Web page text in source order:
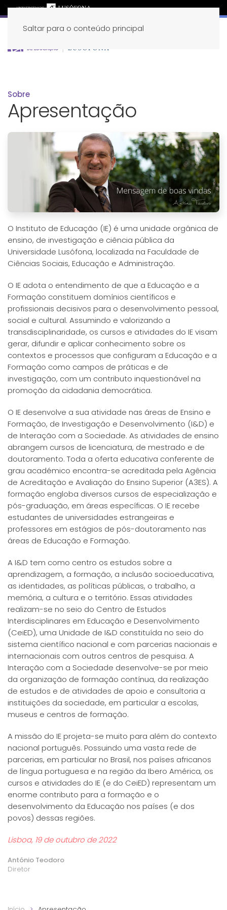
Saltar para o conteúdo principal
Sobre
Apresentação
O Instituto de Educação (IE) é uma unidade orgânica de
ensino, de investigação e ciência pública da
Universidade Lusófona, localizada na Faculdade de
Ciências Sociais, Educação e Administração.
O IE adota o entendimento de que a Educação e a
Formação constituem domínios científicos e
profissionais decisivos para o desenvolvimento pessoal,
social e cultural. Assumindo e valorizando a
transdisciplinaridade, os cursos e atividades do IE visam
gerar, difundir e aplicar conhecimento sobre os
contextos e processos que configuram a Educação e a
Formação como campos de práticas e de
investigação, com um contributo inquestionável na
promoção da cidadania democrática.
O IE desenvolve a sua atividade nas áreas de Ensino e
Formação, de Investigação e Desenvolvimento (I&D) e
de Interação com a Sociedade. As atividades de ensino
abrangem cursos de licenciatura, de mestrado e de
doutoramento. Toda a oferta educativa conferente de
grau académico encontra-se acreditada pela Agência
de Acreditação e Avaliação do Ensino Superior (A3ES). A
formação engloba diversos cursos de especialização e
pós-graduação, em áreas específicas. O IE recebe
estudantes de universidades estrangeiras e
professores em estágios de pós-doutoramento nas
áreas de Educação e Formação.
A I&D tem como centro os estudos sobre a
aprendizagem, a formação, a inclusão socioeducativa,
as identidades, as políticas públicas, o trabalho, a
memória, a cultura e o território. Essas atividades
realizam-se no seio do Centro de Estudos
Interdisciplinares em Educação e Desenvolvimento
(CeiED), uma Unidade de I&D constituída no seio do
sistema científico nacional e com parcerias nacionais e
internacionais com outros centros de pesquisa. A
Interação com a Sociedade desenvolve-se por meio
da organização de formação contínua, da realização
de estudos e de atividades de apoio e consultoria a
instituições da sociedade, em particular a escolas,
museus e centros de formação.
A missão do IE projeta-se muito para além do contexto
nacional português. Possuindo uma vasta rede de
parcerias, em particular no Brasil, nos países africanos
de língua portuguesa e na região da Ibero América, os
cursos e atividades do IE (e do CeiED) representam um
enorme contributo para a formação e o
desenvolvimento da Educação nos países (e dos
povos) dessas regiões.
Lisboa, 19 de outubro de 2022
António Teodoro
Diretor